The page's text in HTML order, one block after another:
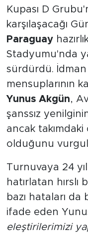
Kupası D
karşılaşacağı
Paraguay
Stadyumu'nda
sürdürdü. İdman
mensuplarının
Yunus Akgün,
şanssız
ancak
olduğunu
Turnuvaya 24 yıl
hatırlatan hırslı
bazı hataları
ifade eden
eleştirilerimizi